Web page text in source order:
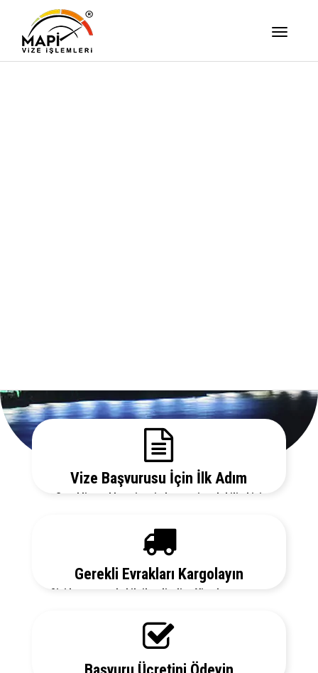
Vize Başvurusu İçin İlk Adım
Gerekli evrakları sitemizden temin edebilir, bizi
Gerekli Evrakları Kargolayın
Sizi her aşamada bilgilendirelim. Vize başvurunuz